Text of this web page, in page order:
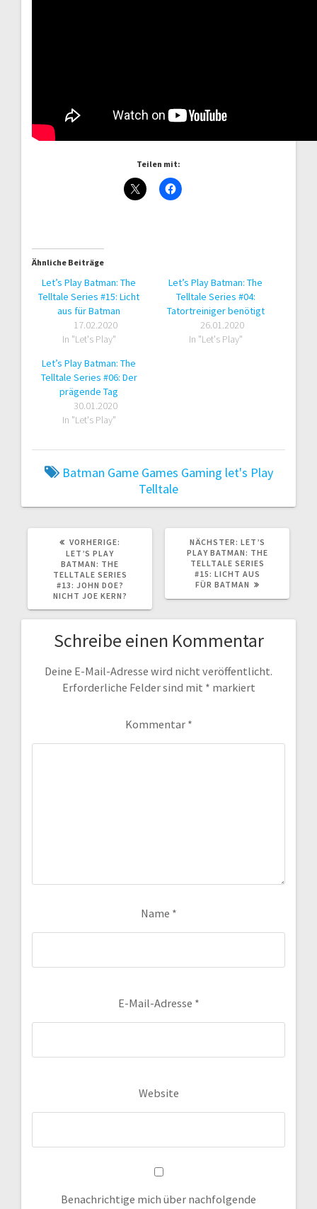
Teilen mit:
Ähnliche Beiträge
Let’s Play Batman: The
Telltale Series #15: Licht
aus für Batman
17.02.2020
In "Let's Play"
Let’s Play Batman: The
Telltale Series #04:
Tatortreiniger benötigt
26.01.2020
In "Let's Play"
Let’s Play Batman: The
Telltale Series #06: Der
prägende Tag
30.01.2020
In "Let's Play"
Batman Game Games Gaming let's Play
Telltale
VORHERIGE:
LET’S PLAY
BATMAN: THE
TELLTALE SERIES
#13: JOHN DOE?
NICHT JOE KERN?
NÄCHSTER: NÄCHSTER
BEITRAG:
LET’S
PLAY BATMAN: THE
TELLTALE SERIES
#15: LICHT AUS
FÜR BATMAN
Schreibe einen Kommentar
Deine E-Mail-Adresse wird nicht veröffentlicht.
Erforderliche Felder sind mit * markiert
Kommentar *
Name *
E-Mail-Adresse *
Website
Benachrichtige mich über nachfolgende